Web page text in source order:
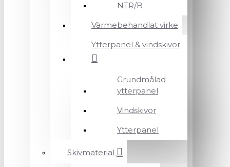
NTR/B
Värmebehandlat virke
Ytterpanel & vindskivor
Grundmålad
ytterpanel
Vindskivor
Ytterpanel
Skivmaterial